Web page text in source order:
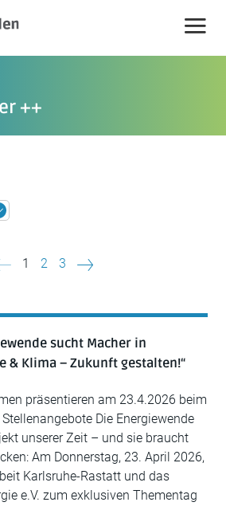
++
1 2 3
sucht Macher in
& Klima – Zukunft gestalten!“
präsentieren am 23.4.2026 beim
Die Energiewende
unserer Zeit – und sie braucht
Am Donnerstag, 23. April 2026,
Karlsruhe-Rastatt und das
e.V. zum exklusiven Thementag